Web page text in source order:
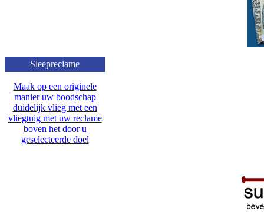
Sleepreclame
Maak op een originele
manier uw boodschap
duidelijk vlieg met een
vliegtuig met uw reclame
boven het door u
geselecteerde doel